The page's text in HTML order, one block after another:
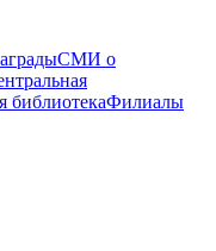
СМИ о
библиотекаФилиалы